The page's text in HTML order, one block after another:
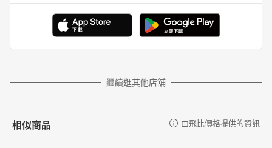
繼續逛其他店舖
相似商品 由飛比價格提供的資訊